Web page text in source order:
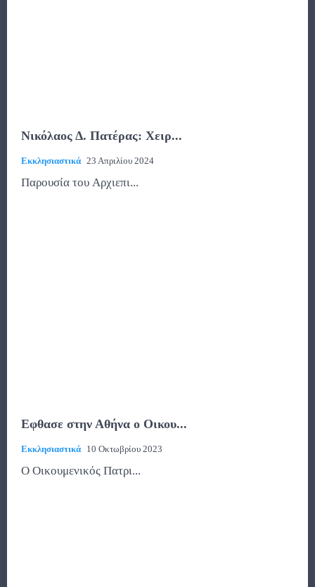
Νικόλαος Δ. Πατέρας: Χειρ...
Εκκλησιαστικά 23 Απριλίου 2024
Παρουσία του Αρχιεπι...
Εφθασε στην Αθήνα ο Οικου...
Εκκλησιαστικά 10 Οκτωβρίου 2023
Ο Οικουμενικός Πατρι...